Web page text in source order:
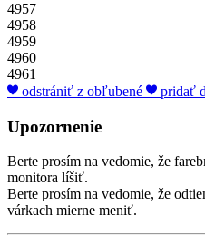
4957
4958
4959
4960
4961
odstrániť z obľubené
pridať
Upozornenie
Berte prosím na vedomie, že
monitora líšiť.
Berte prosím na vedomie, že
várkach mierne meniť.